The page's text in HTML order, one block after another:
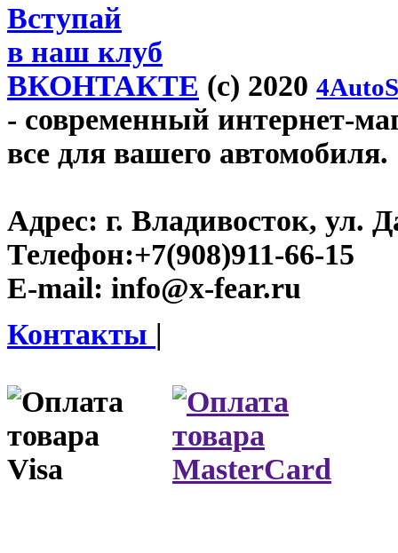
Вступай
в наш клуб
ВКОНТАКТЕ (c) 2020
- современный интернет-
все для вашего автомобиля.
Адрес: г. Владивосток, ул.
Телефон:+7(908)911-66-15
E-mail: info@x-fear.ru
Контакты |